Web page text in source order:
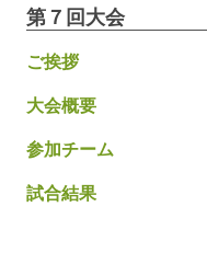
第７回大会
ご挨拶
大会概要
参加チーム
試合結果